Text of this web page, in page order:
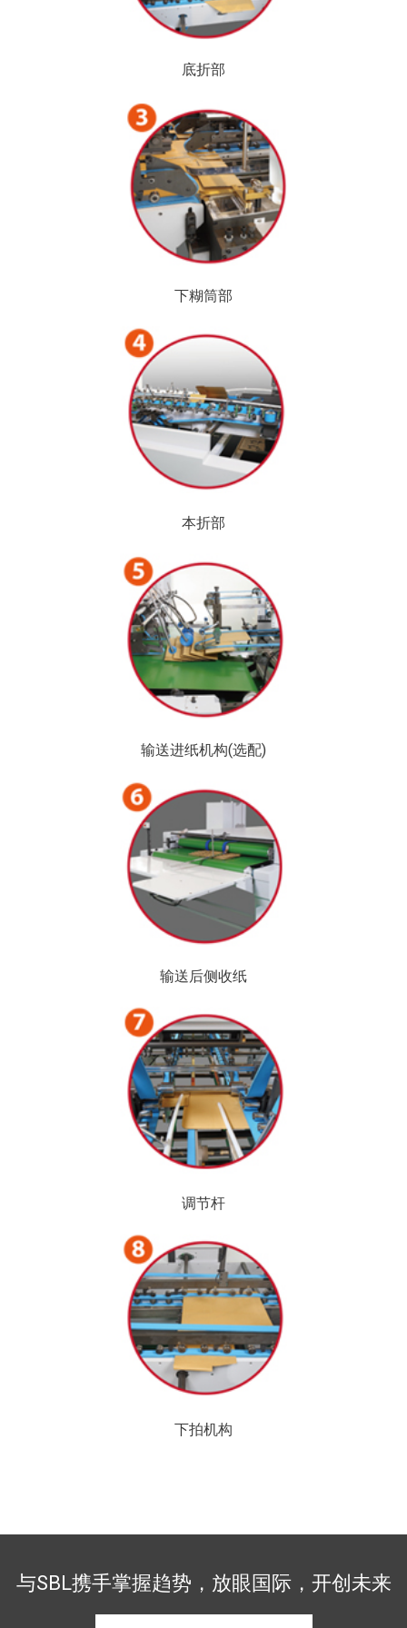
底折部
下糊筒部
本折部
输送进纸机构(选配)
输送后侧收纸
调节杆
下拍机构
与SBL携手掌握趋势，放眼国际，开创未来